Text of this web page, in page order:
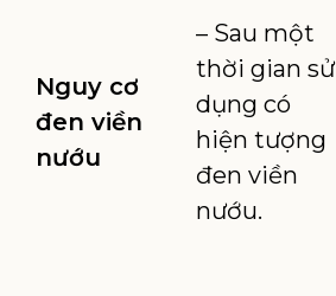
Nguy cơ
đen viền
nướu
– Sau một
thời gian sử
dụng có
hiện tượng
đen viền
nướu.